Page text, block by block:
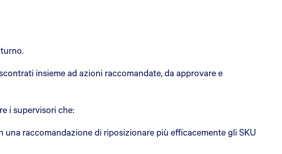
insieme ad azioni raccomandate, da approvare e
i supervisori che:
raccomandazione di riposizionare più efficacemente gli SKU